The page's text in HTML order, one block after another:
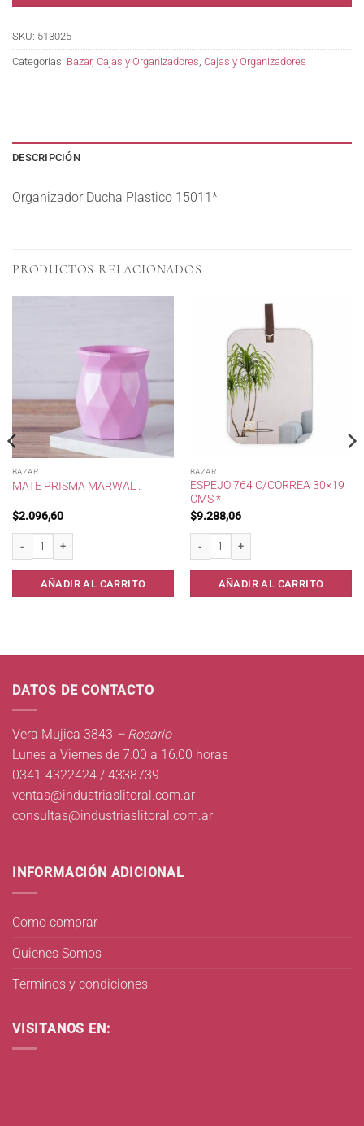
SKU: 513025
Categorías: Bazar, Cajas y Organizadores, Cajas y Organizadores
DESCRIPCIÓN
Organizador Ducha Plastico 15011*
PRODUCTOS RELACIONADOS
BAZAR
MATE PRISMA MARWAL .
$2.096,60
Mate Prisma Marwal . cantidad
AÑADIR AL CARRITO
BAZAR
ESPEJO 764 C/CORREA 30×19
CMS *
$9.288,06
Espejo 764 c/Correa 30x19 cms *
AÑADIR AL CARRITO
Kolor * cantidad
DATOS DE CONTACTO
Vera Mujica 3843 – Rosario
Lunes a Viernes de 7:00 a 16:00 horas
0341-4322424 / 4338739
ventas@industriaslitoral.com.ar
consultas@industriaslitoral.com.ar
INFORMACIÓN ADICIONAL
Como comprar
Quienes Somos
Términos y condiciones
VISITANOS EN: